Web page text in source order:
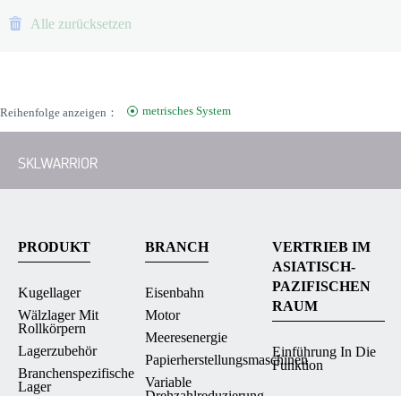
Alle zurücksetzen
Reihenfolge anzeigen： metrisches System
PRODUKT
Kugellager
Wälzlager Mit
Rollkörpern
Lagerzubehör
Branchenspezifische
Lager
BRANCH
Eisenbahn
Motor
Meeresenergie
Papierherstellungsmaschinen
Variable
VERTRIEB IM
ASIATISCH-
PAZIFISCHEN
RAUM
Einführung In Die
Funktion